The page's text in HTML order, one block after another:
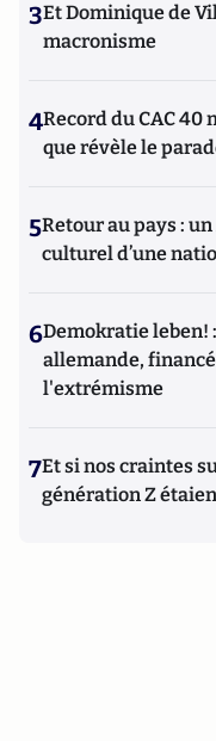
3Et Dominique de
macronisme
4Record du CAC 40
que révèle le
5Retour au pays :
culturel d’une
6Demokratie leben!
allemande,
l'extrémisme
7Et si nos craintes
génération Z